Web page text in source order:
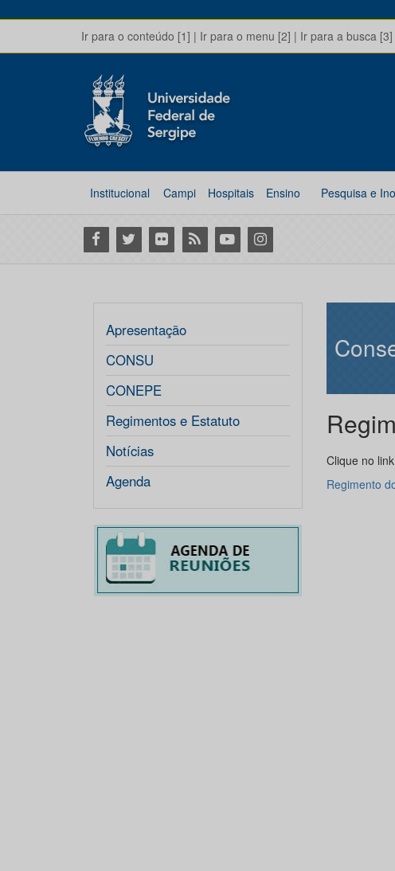
Ir para o conteúdo [1] | Ir para o menu [2] | Ir para a busca [3]
Institucional Campi Hospitais Ensino Pesquisa e
Facebook
Twitter Flickr RSS YoutubeInstagram
Apresentação
CONSU
CONEPE
Regimentos e Estatuto
Notícias
Agenda
Clique no
Regimento